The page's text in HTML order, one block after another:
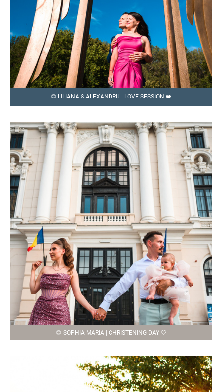
🌻 LILIANA & ALEXANDRU | LOVE SESSION ❤️
🌻 SOPHIA MARIA | CHRISTENING DAY 🤍